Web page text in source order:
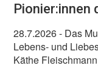
Pionier:innen
28.7.2026- Das
Lebens- und
Käthe